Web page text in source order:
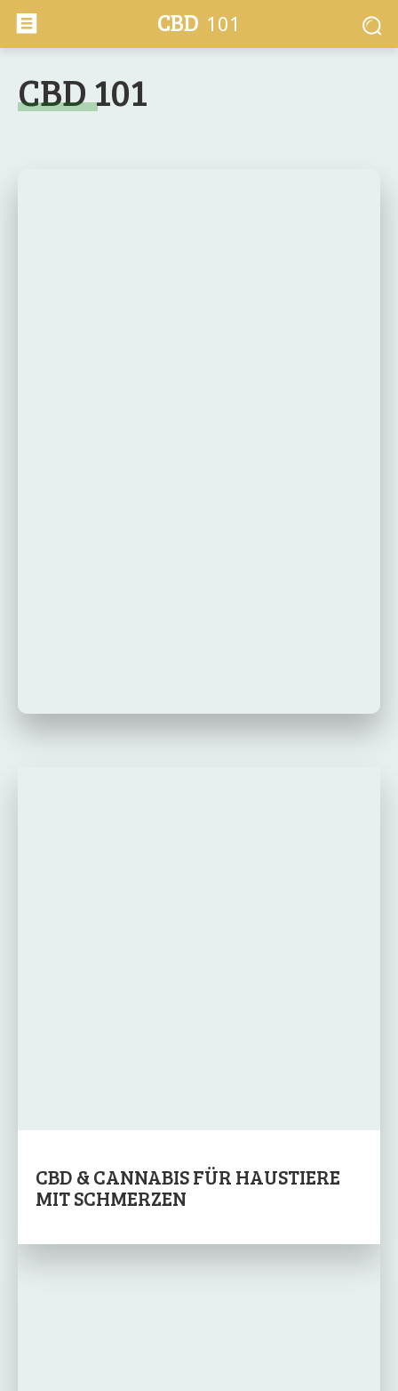
CBD 101
CBD 101
CBD & CANNABIS FÜR HAUSTIERE
MIT SCHMERZEN